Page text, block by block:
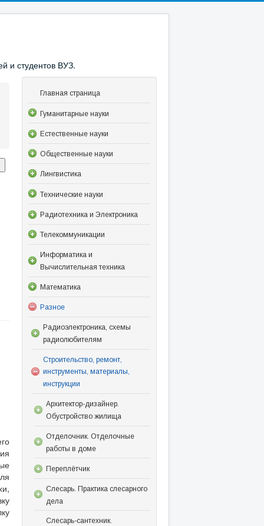
и студентов ВУЗ.
Главная страница
Гуманитарные науки
Естественные науки
Общественные науки
Лингвистика
Технические науки
Радиотехника и Электроника
Телекоммуникации
Информатика и
Вычислительная техника
Математика
Разное
Радиоэлектроника, схемы
радиолюбителям
Строительство, ремонт,
инструменты, материалы,
инструкции
Архитектор-дизайнер.
Обустройство жилища
Отделочник. Отделочные
работы в доме
Переплётчик
Слесарь. Практика слесарного
дела
Слесарь-сантехник.